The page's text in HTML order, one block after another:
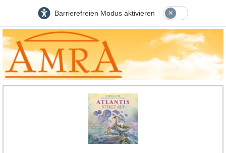
Barrierefreien Modus aktivieren